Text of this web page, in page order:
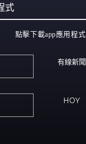
式
點擊下載app應用程式
有線新聞
HOY